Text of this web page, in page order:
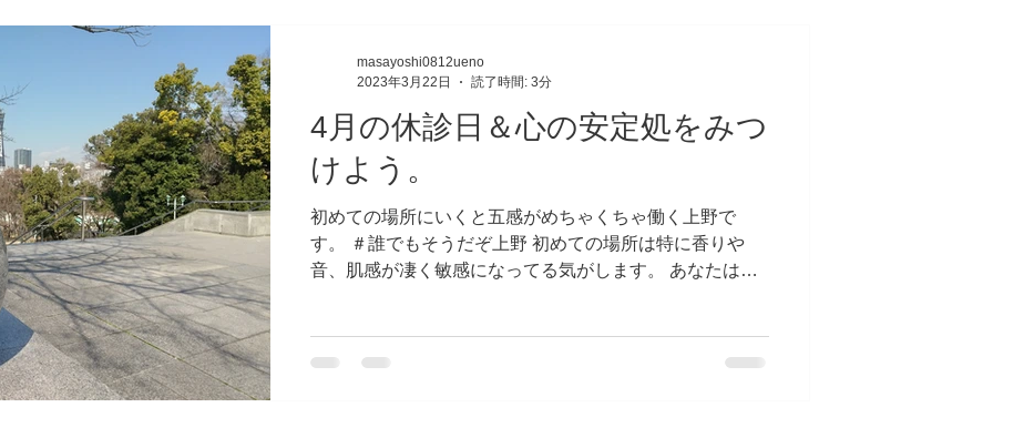
4月の休診日＆心の安定処をみつ
けよう。
初めての場所にいくと五感がめちゃくちゃ働く上野で
す。 ＃誰でもそうだぞ上野 初めての場所は特に香りや
音、肌感が凄く敏感になってる気がします。 あなたはそ
masayoshi0812ueno
2023年3月22日
読了時間: 3分